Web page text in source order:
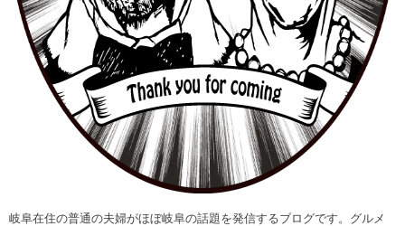
岐阜在住の普通の夫婦がほぼ岐阜の話題を発信するブログです。グルメ